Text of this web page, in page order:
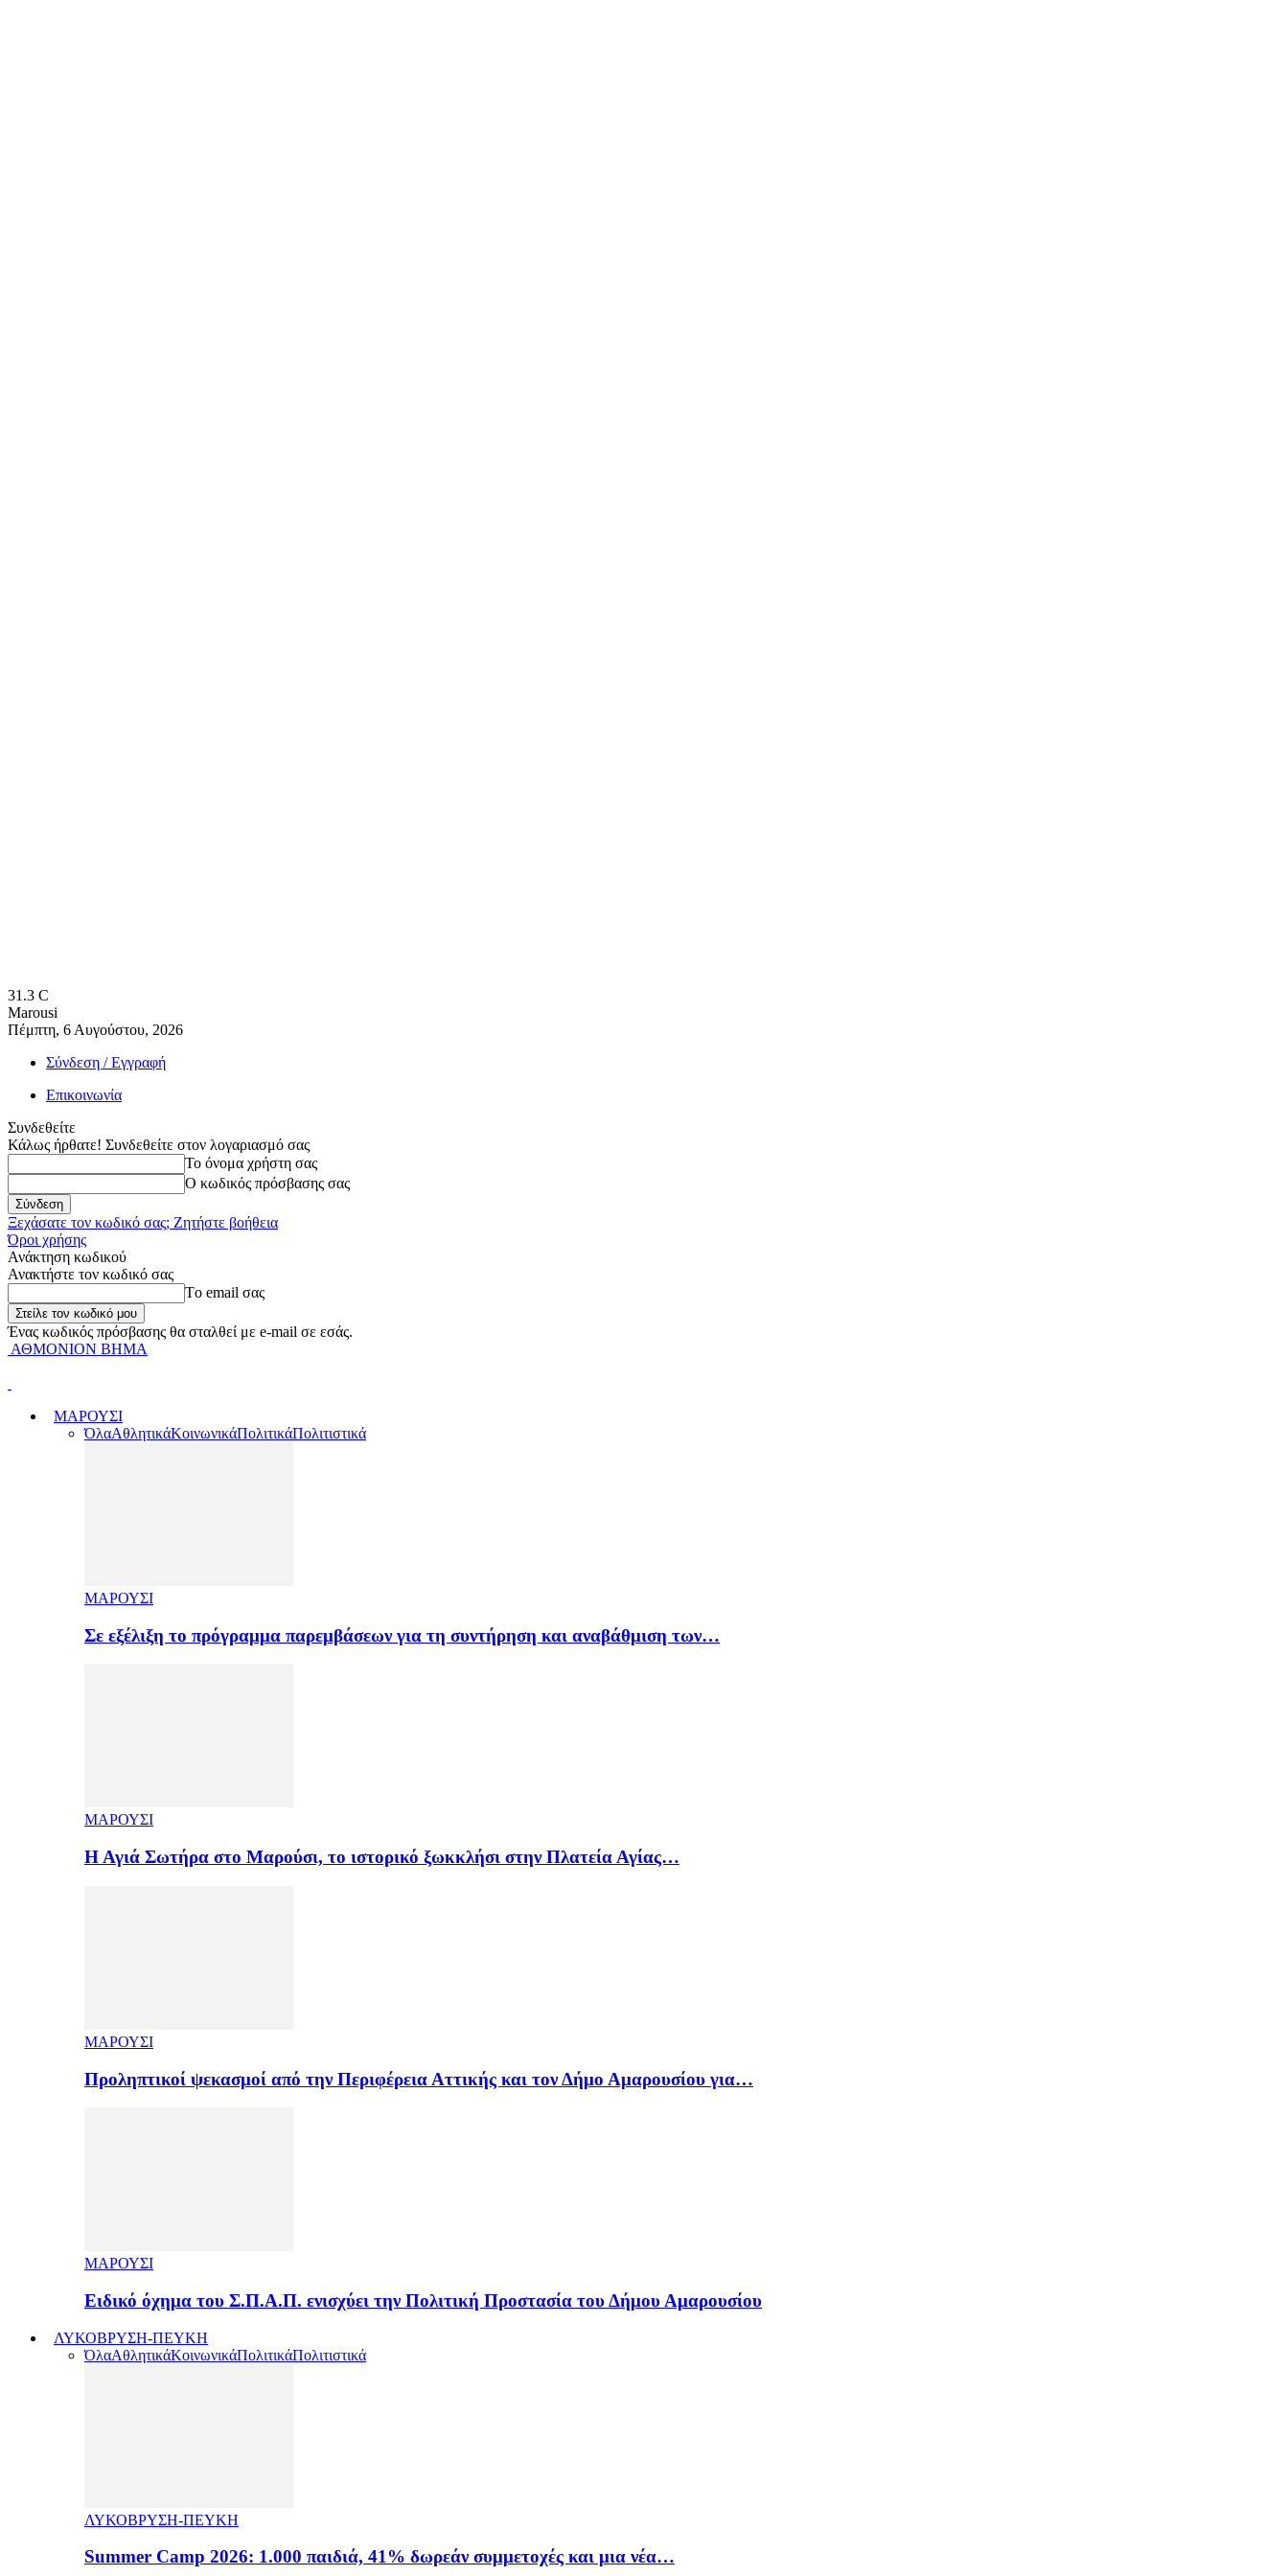
31.3 C
Marousi
Πέμπτη, 6 Αυγούστου, 2026
Σύνδεση / Εγγραφή
Επικοινωνία
Συνδεθείτε
Κάλως ήρθατε! Συνδεθείτε στον λογαριασμό σας
Το όνομα χρήστη σας
Ο κωδικός πρόσβασης σας
Ξεχάσατε τον κωδικό σας; Ζητήστε βοήθεια
Όροι χρήσης
Ανάκτηση κωδικού
Ανακτήστε τον κωδικό σας
Tο email σας
Ένας κωδικός πρόσβασης θα σταλθεί με e-mail σε εσάς.
ΑΘΜΟΝΙΟΝ ΒΗΜΑ
ΜΑΡΟΥΣΙ
ΌλαΑθλητικάΚοινωνικάΠολιτικάΠολιτιστικά
ΜΑΡΟΥΣΙ
Σε εξέλιξη το πρόγραμμα παρεμβάσεων για τη συντήρηση και αναβάθμιση των…
ΜΑΡΟΥΣΙ
Η Αγιά Σωτήρα στο Μαρούσι, το ιστορικό ξωκκλήσι στην Πλατεία Αγίας…
ΜΑΡΟΥΣΙ
Προληπτικοί ψεκασμοί από την Περιφέρεια Αττικής και τον Δήμο Αμαρουσίου για…
ΜΑΡΟΥΣΙ
Ειδικό όχημα του Σ.Π.Α.Π. ενισχύει την Πολιτική Προστασία του Δήμου Αμαρουσίου
ΛΥΚΟΒΡΥΣΗ-ΠΕΥΚΗ
ΌλαΑθλητικάΚοινωνικάΠολιτικάΠολιτιστικά
ΛΥΚΟΒΡΥΣΗ-ΠΕΥΚΗ
Summer Camp 2026: 1.000 παιδιά, 41% δωρεάν συμμετοχές και μια νέα…